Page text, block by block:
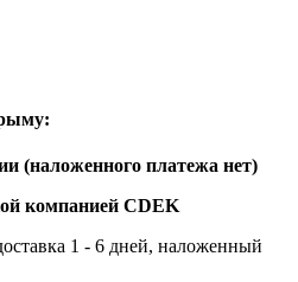
(наложенного платежа нет)
компанией CDEK
1 - 6 дней, наложенный